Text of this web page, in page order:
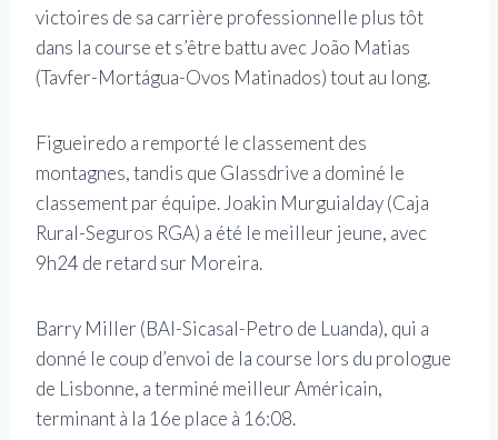
victoires de sa carrière professionnelle plus tôt
dans la course et s’être battu avec João Matias
(Tavfer-Mortágua-Ovos Matinados) tout au long.
Figueiredo a remporté le classement des
montagnes, tandis que Glassdrive a dominé le
classement par équipe. Joakin Murguialday (Caja
Rural-Seguros RGA) a été le meilleur jeune, avec
9h24 de retard sur Moreira.
Barry Miller (BAI-Sicasal-Petro de Luanda), qui a
donné le coup d’envoi de la course lors du prologue
de Lisbonne, a terminé meilleur Américain,
terminant à la 16e place à 16:08.